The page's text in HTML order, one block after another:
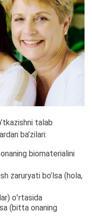
talab
ba’zilari:
biomaterialini
zaruryati bo’lsa (hola,
oʻrtasida
(bitta onaning